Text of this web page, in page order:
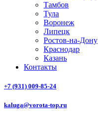
Тамбов
Тула
Воронеж
Липецк
Ростов-на-Дону
Краснодар
Казань
Контакты
+7 (931) 009-85-24
kaluga@vorota-top.ru